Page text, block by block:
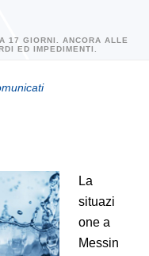
17 GIORNI. ANCORA ALLE
ED IMPEDIMENTI.
La
situazi
one a
Messin